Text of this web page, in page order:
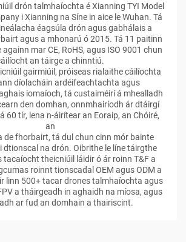
drón talmhaíochta é Xianning TYI Model
i Xianning na Síne in aice le Wuhan. Tá
éagsúla drón agus gabhálais a
agus a mhonarú ó 2015. Tá 11 paitinn
mar CE, RoHS, agus ISO 9001 chun
an táirge a chinntiú.
gairmiúil, próiseas rialaithe cáilíochta
díolacháin ardéifeachtachta agus
iomaíoch, tá custaiméirí á mhealladh
den domhan, onnmhairíodh ár dtáirgí
60 tír, lena n-áirítear an Eoraip, an Chóiré,
an
de fhorbairt, tá dul chun cinn mór bainte
dtionscal na drón. Oibrithe le líne táirgthe
tacaíocht theicniúil láidir ó ár roinn T&F a
roinnt tionscadal OEM agus ODM a
linn 500+ tacar drones talmhaíochta agus
a tháirgeadh in aghaidh na míosa, agus
ar fud an domhain a thairiscint.